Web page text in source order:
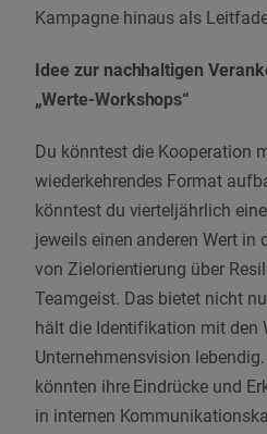
Kampagne hinaus als
Idee zur nachhaltigen
„Werte-Workshops“
Du könntest die Kooperation
wiederkehrendes Format
könntest du vierteljährlich
jeweils einen anderen Wert in
von Zielorientierung über
Teamgeist. Das bietet nicht
hält die Identifikation mit den
Unternehmensvision
könnten ihre Eindrücke und
in internen